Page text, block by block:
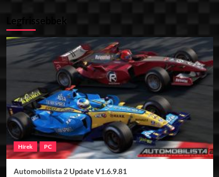
Legfrissebbek
Hírek PC
Automobilista 2 Update V1.6.9.81